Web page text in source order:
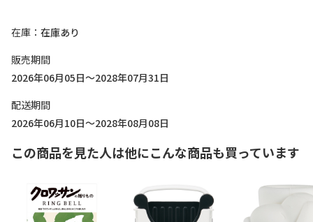
在庫
在庫あり
販売期間
2026年06月05日～2028年07月31日
配送期間
2026年06月10日～2028年08月08日
この商品を見た人は他にこんな商品も買っています